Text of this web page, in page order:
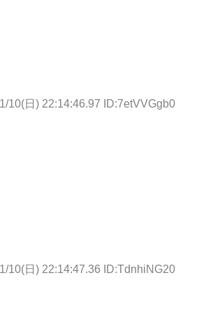
10(日) 22:14:46.97 ID:7etVVGgb0
10(日) 22:14:47.36 ID:TdnhiNG20